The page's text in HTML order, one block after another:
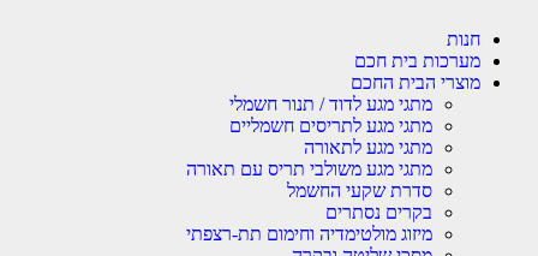
חנות
מערכות בית חכם
מוצרי הבית החכם
מתגי מגע לדוד / תנור חשמלי
מתגי מגע לתריסים חשמליים
מתגי מגע לתאורה
מתגי מגע משולבי תריס עם תאורה
סדרת שקעי החשמל
בקרים נסתרים
מיזוג מולטימדיה וחימום תת-רצפתי